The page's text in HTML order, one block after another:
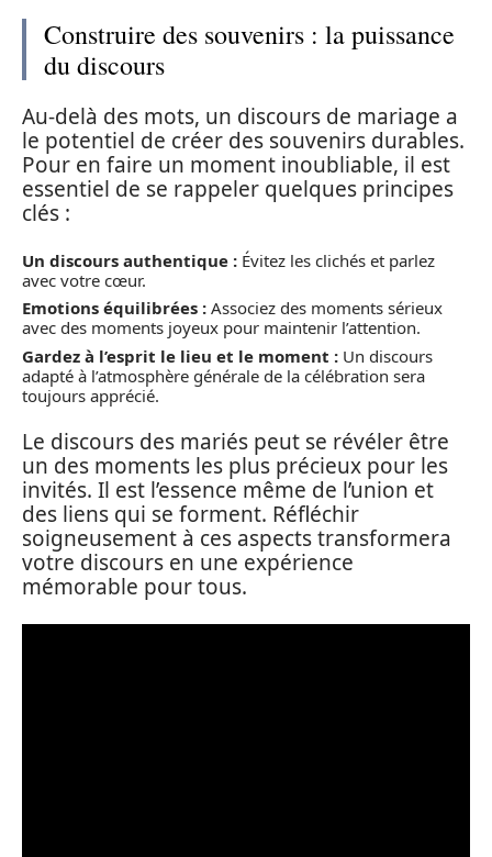
Construire des souvenirs : la puissance
du discours
Au-delà des mots, un discours de mariage a
le potentiel de créer des souvenirs durables.
Pour en faire un moment inoubliable, il est
essentiel de se rappeler quelques principes
clés :
Un discours authentique : Évitez les clichés et parlez
avec votre cœur.
Emotions équilibrées : Associez des moments sérieux
avec des moments joyeux pour maintenir l’attention.
Gardez à l’esprit le lieu et le moment : Un discours
adapté à l’atmosphère générale de la célébration sera
toujours apprécié.
Le discours des mariés peut se révéler être
un des moments les plus précieux pour les
invités. Il est l’essence même de l’union et
des liens qui se forment. Réfléchir
soigneusement à ces aspects transformera
votre discours en une expérience
mémorable pour tous.